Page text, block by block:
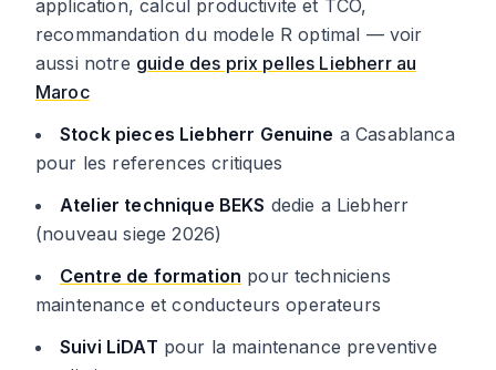
application, calcul productivite et TCO,
recommandation du modele R optimal — voir
aussi notre guide des prix pelles Liebherr au
Maroc
Stock pieces Liebherr Genuine a Casablanca
pour les references critiques
Atelier technique BEKS dedie a Liebherr
(nouveau siege 2026)
Centre de formation pour techniciens
maintenance et conducteurs operateurs
Suivi LiDAT pour la maintenance preventive